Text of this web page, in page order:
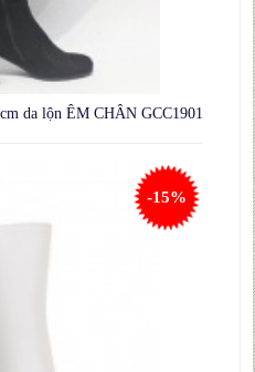
da lộn ÊM CHÂN GCC1901
-15%